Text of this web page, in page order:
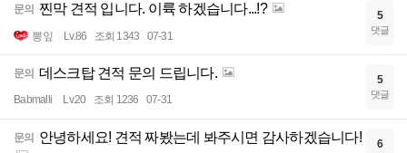
문의 찐막 견적 입니다. 이륙 하겠습니다...!?
뽕잎 Lv.86 조회 1343 07-31
5
댓글
문의 데스크탑 견적 문의 드립니다.
Babmalli Lv.20 조회 1236 07-31
5
댓글
문의 안녕하세요! 견적 짜봤는데 봐주시면 감사하겠습니다! 6